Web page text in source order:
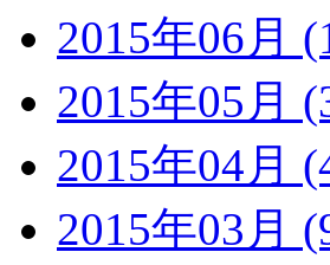
2015年06月
2015年05月
2015年04月
2015年03月